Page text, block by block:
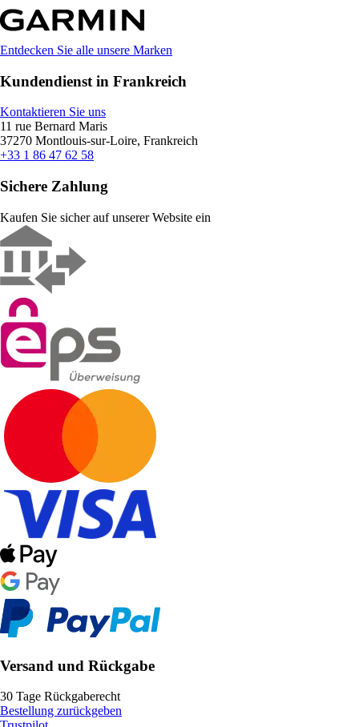
Entdecken Sie alle unsere Marken
Kundendienst in Frankreich
Kontaktieren Sie uns
11 rue Bernard Maris
37270 Montlouis-sur-Loire, Frankreich
+33 1 86 47 62 58
Sichere Zahlung
Kaufen Sie sicher auf unserer Website ein
Versand und Rückgabe
30 Tage Rückgaberecht
Bestellung zurückgeben